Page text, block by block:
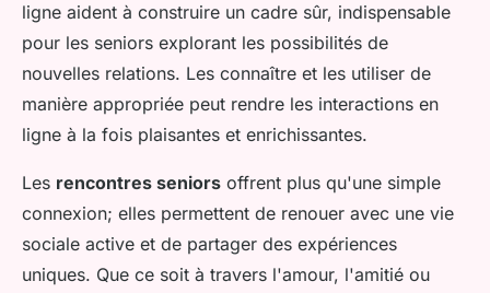
ligne aident à construire un cadre sûr, indispensable
pour les seniors explorant les possibilités de
nouvelles relations. Les connaître et les utiliser de
manière appropriée peut rendre les interactions en
ligne à la fois plaisantes et enrichissantes.
Les rencontres seniors offrent plus qu'une simple
connexion; elles permettent de renouer avec une vie
sociale active et de partager des expériences
uniques. Que ce soit à travers l'amour, l'amitié ou